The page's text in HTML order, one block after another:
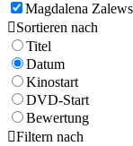
Magdalena
Sortieren nach
Titel
Datum
Kinostart
DVD-Start
Bewertung
Filtern nach